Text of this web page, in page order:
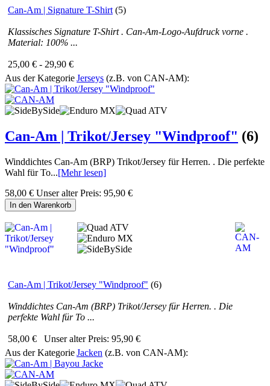
Can-Am | Signature T-Shirt (5)
Klassisches Signature T-Shirt . Can-Am-Logo-Aufdruck vorne .
Material: 100% ...
25,00 € - 29,90 €
Aus der KategorieJerseys (z.B. von CAN-AM):
Can-Am | Trikot/Jersey "Windproof" (6)
Winddichtes Can-Am (BRP) Trikot/Jersey für Herren. . Die perfekte
Wahl für To...[Mehr lesen]
58,00 € Unser alter Preis: 95,90 €
In den Warenkorb
Can-Am | Trikot/Jersey "Windproof" (6)
Winddichtes Can-Am (BRP) Trikot/Jersey für Herren. . Die
perfekte Wahl für To ...
58,00 € Unser alter Preis: 95,90 €
Aus der KategorieJacken (z.B. von CAN-AM):